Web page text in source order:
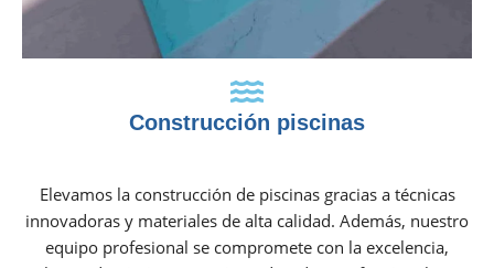
Construcción piscinas
Elevamos la construcción de piscinas gracias a técnicas
innovadoras y materiales de alta calidad. Además, nuestro
equipo profesional se compromete con la excelencia,